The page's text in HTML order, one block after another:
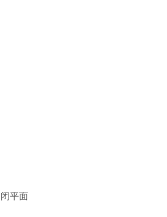
平面